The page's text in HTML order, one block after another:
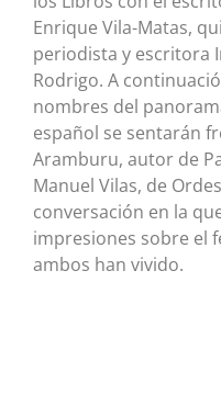
Enrique Vila-Matas,
periodista y escritora
Rodrigo. A
nombres del
español se sentarán
Aramburu, autor de
Manuel Vilas, de
conversación en la
impresiones sobre el
ambos han vivido.